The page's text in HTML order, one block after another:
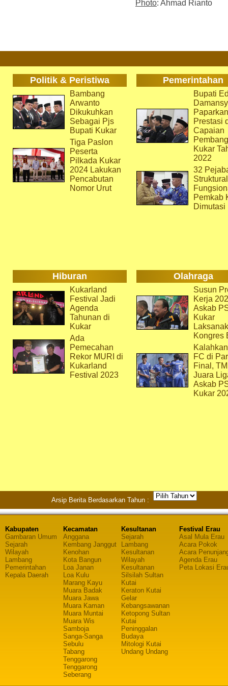
Photo: Ahmad Rianto
Politik & Peristiwa Pemerintahan
Bambang
Arwanto
Dikukuhkan
Sebagai Pjs
Bupati Kukar
Tiga Paslon
Peserta
Pilkada Kukar
2024 Lakukan
Pencabutan
Nomor Urut
Bupati
Paparkan
Prestasi
Capaian
Kukar
2022
32
Pemkab
Dimutasi
Hiburan Olahraga
Kukarland
Festival Jadi
Agenda
Tahunan di
Kukar
Ada
Pemecahan
Rekor MURI di
Kukarland
Festival 2023
Susun
Kerja
Askab
Kukar
Kongres
FC di
Final,
Juara
Askab
Kukar
Arsip Berita Berdasarkan Tahun :
Kabupaten
Gambaran Umum
Sejarah
Wilayah
Lambang
Pemerintahan
Kepala Daerah
Kecamatan
Anggana
Kembang Janggut
Kenohan
Kota Bangun
Loa Janan
Loa Kulu
Marang Kayu
Muara Badak
Muara Jawa
Muara Kaman
Muara Muntai
Muara Wis
Samboja
Sanga-Sanga
Sebulu
Tabang
Tenggarong
Tenggarong
Seberang
Kesultanan
Sejarah
Lambang
Kesultanan
Wilayah
Kesultanan
Silsilah Sultan
Kutai
Keraton Kutai
Gelar
Kebangsawanan
Ketopong Sultan
Kutai
Peninggalan
Budaya
Mitologi Kutai
Undang Undang
Festival Erau
Asal Mula Erau
Acara Pokok
Acara
Agenda Erau
Peta Lokasi